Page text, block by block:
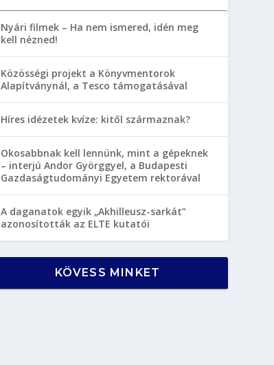
Nyári filmek – Ha nem ismered, idén meg
kell nézned!
Közösségi projekt a Könyvmentorok
Alapítványnál, a Tesco támogatásával
Híres idézetek kvíze: kitől származnak?
Okosabbnak kell lennünk, mint a gépeknek
– interjú Andor Györggyel, a Budapesti
Gazdaságtudományi Egyetem rektorával
A daganatok egyik „Akhilleusz-sarkát”
azonosították az ELTE kutatói
KÖVESS MINKET